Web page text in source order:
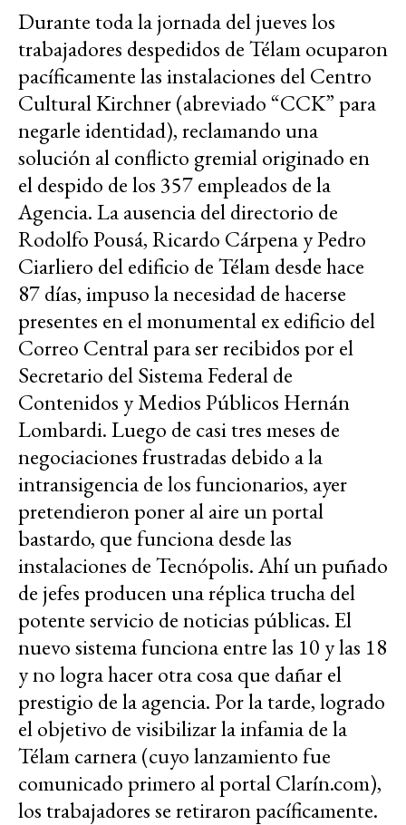
Durante toda la jornada del jueves los
trabajadores despedidos de Télam ocuparon
pacíficamente las instalaciones del Centro
Cultural Kirchner (abreviado “CCK” para
negarle identidad), reclamando una
solución al conflicto gremial originado en
el despido de los 357 empleados de la
Agencia. La ausencia del directorio de
Rodolfo Pousá, Ricardo Cárpena y Pedro
Ciarliero del edificio de Télam desde hace
87 días, impuso la necesidad de hacerse
presentes en el monumental ex edificio del
Correo Central para ser recibidos por el
Secretario del Sistema Federal de
Contenidos y Medios Públicos Hernán
Lombardi. Luego de casi tres meses de
negociaciones frustradas debido a la
intransigencia de los funcionarios, ayer
pretendieron poner al aire un portal
bastardo, que funciona desde las
instalaciones de Tecnópolis. Ahí un puñado
de jefes producen una réplica trucha del
potente servicio de noticias públicas. El
nuevo sistema funciona entre las 10 y las 18
y no logra hacer otra cosa que dañar el
prestigio de la agencia. Por la tarde, logrado
el objetivo de visibilizar la infamia de la
Télam carnera (cuyo lanzamiento fue
comunicado primero al portal Clarín.com),
los trabajadores se retiraron pacíficamente.